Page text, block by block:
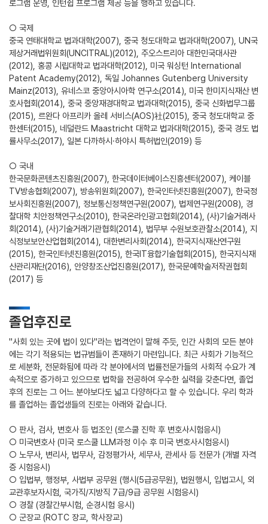
로그램 운영, 인턴쉽 프로그램 제공 등을 행하고 있습니다.
○ 국제
중국 연태대학교 법과대학(2007), 중국 청도대학교 법과대학(2007), UN국
제상거래법위원회(UNCITRAL)(2012), 주오스트리아 대한민국대사관
(2012), 홍콩 시립대학교 법과대학(2012), 미국 워싱턴 International
Patent Academy(2012), 독일 Johannes Gutenberg University
Mainz(2013), 유네스코 중앙아시아학 연구소(2014), 미국 한미지식재산 변
호사협회(2014), 중국 중앙재경대학교 법과대학(2015), 중국 신화법무그룹
(2015), 르완다 아프리카 올레 서비스(AOS)社(2015), 중국 청도대학교 중
한센터(2015), 네덜란드 Maastricht 대학교 법과대학(2015), 중국 경도 법
률사무소(2017), 일본 다까하시·하야시 특허법인(2019) 등
○ 국내
한국문화콘텐츠진흥원(2007), 한국데이터베이스진흥센터(2007), 케이블
TV방송협회(2007), 방송위원회(2007), 한국인터넷진흥원(2007), 한국정
보사회진흥원(2007), 정보통신정책연구원(2007), 법제연구원(2008), 경
찰대학 치안정책연구소(2010), 한국온라인광고협회(2014), (사)기술거래사
회(2014), (사)기술거래기관협회(2014), 법무부 수원보호관찰소(2014), 지
식정보보안산업협회(2014), 대한변리사회(2014), 한국지식재산연구원
(2015), 한국인터넷진흥원(2015), 한국IT융합기술협회(2015), 한국지식재
산관리재단(2016), 안양창조산업진흥원(2017), 한국문예학술저작권협회
(2017) 등
졸업후진로
"사회 있는 곳에 법이 있다"라는 법격언이 말해 주듯, 인간 사회의 모든 분야
에는 각기 적용되는 법규범들이 존재하기 마련입니다. 최근 사회가 기능적으
로 세분화, 전문화됨에 따라 각 분야에서의 법률전문가들의 사회적 수요가 계
속적으로 증가하고 있으므로 법학을 전공하여 우수한 실력을 갖춘다면, 졸업
후의 진로는 그 어느 분야보다도 넓고 다양하다고 할 수 있습니다. 우리 학과
를 졸업하는 졸업생들의 진로는 아래와 같습니다.
○ 판사, 검사, 변호사 등 법조인 (로스쿨 진학 후 변호사시험응시)
○ 미국변호사 (미국 로스쿨 LLM과정 이수 후 미국 변호사시험응시)
○ 노무사, 변리사, 법무사, 감정평가사, 세무사, 관세사 등 전문가 (개별 자격
증 시험응시)
○ 입법부, 행정부, 사법부 공무원 (행시(5급공무원), 법원행시, 입법고시, 외
교관후보자시험, 국가직/지방직 7급/9급 공무원 시험응시)
○ 경찰 (경찰간부시험, 순경시험 응시)
○ 군장교 (ROTC 장교, 학사장교)